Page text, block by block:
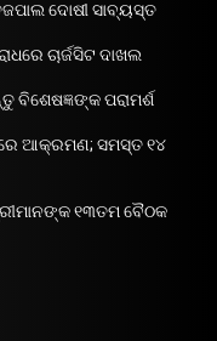
ଦୋଷୀ ସାବ୍ୟସ୍ତ
ଚାର୍ଜସିଟ ଦାଖଲ
ବିଶେଷଜ୍ଞଙ୍କ ପରାମର୍ଶ
ଆକ୍ରମଣ; ସମସ୍ତ ୧୪
୧୩ତମ ବୈଠକ